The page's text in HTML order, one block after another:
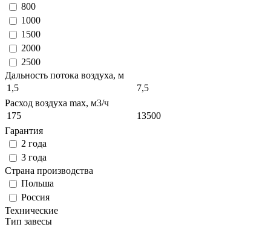
800
1000
1500
2000
2500
Дальность потока воздуха, м
1,5
7,5
Расход воздуха max, м3/ч
175
13500
Гарантия
2 года
3 года
Страна производства
Польша
Россия
Технические
Тип завесы